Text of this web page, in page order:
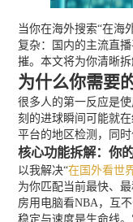
当你在海外搜索“在海
复杂：国内的主流直
摧。本文将为你清晰
为什么你需要
很多人的第一反应是
刻的进球瞬间可能就
平台的地区检测，同
核心功能拆解：你
以我解决“在国外看世
为你匹配当前最快、
房用电脑看NBA，互
稳定与速度是生命线